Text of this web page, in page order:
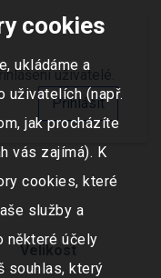
uživatelé.
Přihlásit
Velikost
cookies
ukládáme a
uživatelích (např.
jak procházíte
vás zajímá). K
cookies, které
služby a
některé účely
souhlas, který